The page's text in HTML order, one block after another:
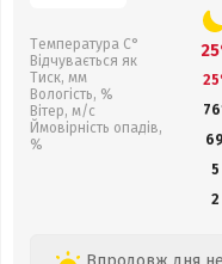
Температура С°
Відчувається як
Тиск, мм
Вологість, %
Вітер, м/с
Ймовірність опадів,
%
69
5
2